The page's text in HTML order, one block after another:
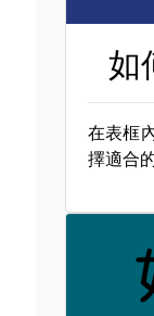
如
在表框
擇適合